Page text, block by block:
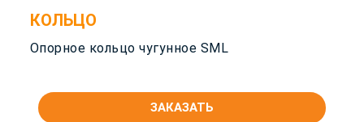
КОЛЬЦО
Опорное кольцо чугунное SML
ЗАКАЗАТЬ